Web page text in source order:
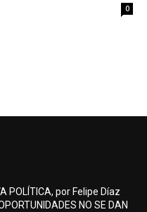
0
POLÍTICA, por Felipe Díaz
NO SE DAN